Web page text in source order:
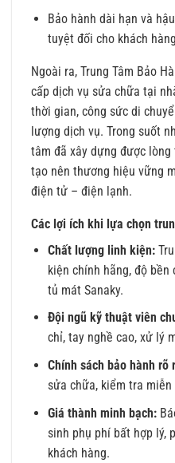
Bảo hành dài hạn và
tuyệt đối cho khách
Ngoài ra, Trung Tâm Bảo
cấp dịch vụ sửa chữa tại
thời gian, công sức di
lượng dịch vụ. Trong suốt
tâm đã xây dựng được
tạo nên thương hiệu vững
điện tử – điện lạnh.
Các lợi ích khi lựa chọn
Chất lượng linh kiện:
kiện chính hãng, độ
tủ mát Sanaky.
Đội ngũ kỹ thuật viên
chỉ, tay nghề cao, xử lý
Chính sách bảo hành rõ
sửa chữa, kiểm tra
Giá thành minh bạch:
sinh phụ phí bất hợp lý,
khách hàng.